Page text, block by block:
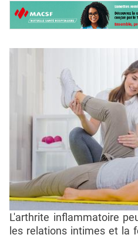
L'arthrite inflammatoire
les relations intimes et la